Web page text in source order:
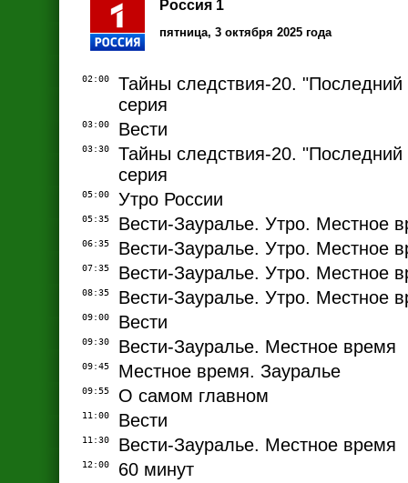
Россия 1
пятница, 3 октября 2025 года
02:00
Тайны следствия-20. "Последний
серия
03:00 Вести
03:30
Тайны следствия-20. "Последний
серия
05:00 Утро России
05:35 Вести-Зауралье. Утро. Местное
06:35 Вести-Зауралье. Утро. Местное
07:35 Вести-Зауралье. Утро. Местное
08:35 Вести-Зауралье. Утро. Местное
09:00 Вести
09:30 Вести-Зауралье. Местное время
09:45 Местное время. Зауралье
09:55 О самом главном
11:00 Вести
11:30 Вести-Зауралье. Местное время
12:00 60 минут